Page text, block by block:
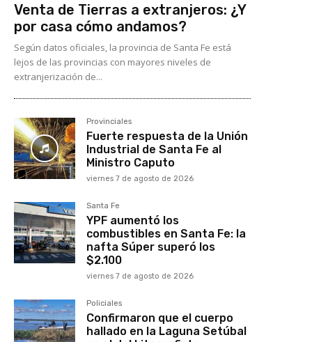
Venta de Tierras a extranjeros: ¿Y
por casa cómo andamos?
Según datos oficiales, la provincia de Santa Fe está
lejos de las provincias con mayores niveles de
extranjerización de...
Provinciales
Fuerte respuesta de la Unión
Industrial de Santa Fe al
Ministro Caputo
viernes 7 de agosto de 2026
Santa Fe
YPF aumentó los
combustibles en Santa Fe: la
nafta Súper superó los
$2.100
viernes 7 de agosto de 2026
Policiales
Confirmaron que el cuerpo
hallado en la Laguna Setúbal